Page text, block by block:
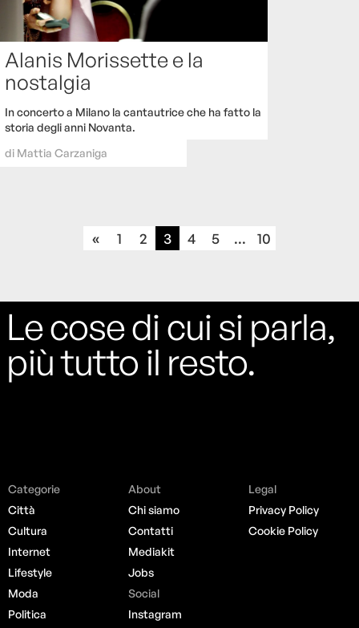
Alanis Morissette e la
nostalgia
In concerto a Milano la cantautrice che ha fatto la
storia degli anni Novanta.
di Mattia Carzaniga
« 1 2 3 4 5 ... 10
Le cose di cui si parla,
più tutto il resto.
Categorie
Città
Cultura
Internet
Lifestyle
Moda
Politica
About
Chi siamo
Contatti
Mediakit
Jobs
Social
Instagram
Legal
Privacy Policy
Cookie Policy